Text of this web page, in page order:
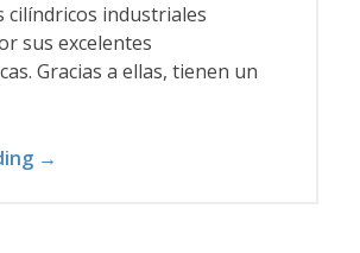
cilíndricos industriales
sus excelentes
Gracias a ellas, tienen un
→